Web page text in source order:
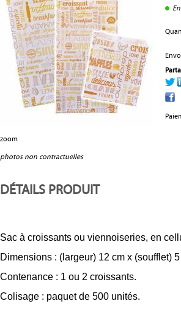
zoom
photos non contractuelles
DÉTAILS PRODUIT
Sac à croissants ou viennoiseries, en
Dimensions : (largeur) 12 cm x (soufflet)
Contenance : 1 ou 2 croissants.
Colisage : paquet de 500 unités.